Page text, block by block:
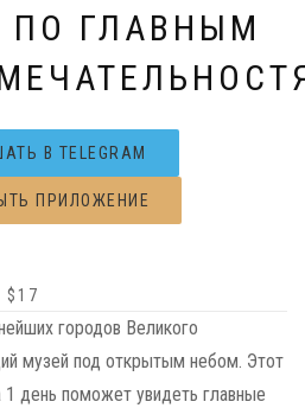
ПО ГЛАВНЫМ
В TELEGRAM
ПРИЛОЖЕНИЕ
$17
городов Великого
музей под открытым небом. Этот
день поможет увидеть главные